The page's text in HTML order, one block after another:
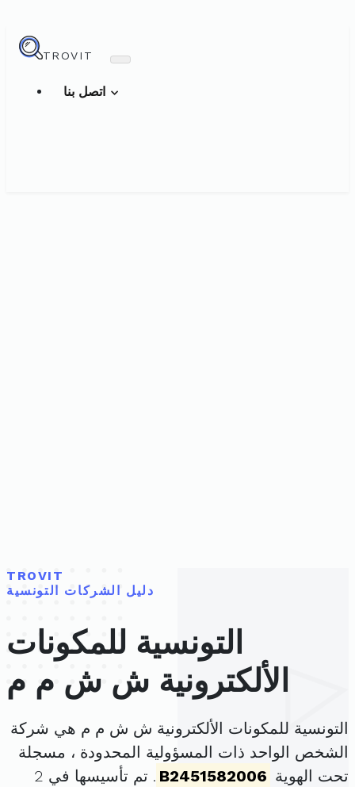
TROVIT
TROVIT
دليل الشركات التونسية
التونسية للمكونات
الألكترونية ش ش م م
التونسية للمكونات الألكترونية ش ش م م هي شركة
الشخص الواحد ذات المسؤولية المحدودة ، مسجلة
تحت الهوية B2451582006
. تم تأسيسها في 2